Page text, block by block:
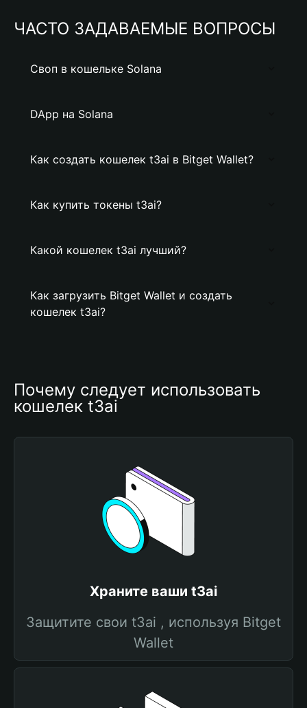
ЧАСТО ЗАДАВАЕМЫЕ ВОПРОСЫ
Своп в кошельке Solana
DApp на Solana
Как создать кошелек t3ai в Bitget Wallet?
Как купить токены t3ai?
Какой кошелек t3ai лучший?
Как загрузить Bitget Wallet и создать
кошелек t3ai?
Почему следует использовать
кошелек t3ai
Храните ваши t3ai
Защитите свои t3ai , используя Bitget
Wallet